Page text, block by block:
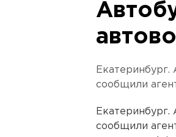
сообщили
сообщили